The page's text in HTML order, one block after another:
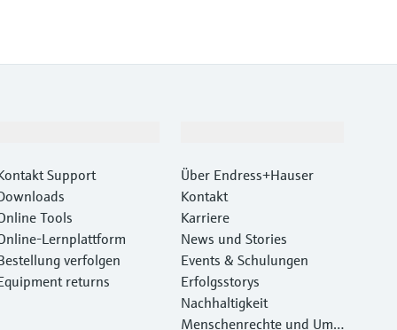
Support
Tools
Lernplattform
verfolgen
returns
Über Endress+Hauser
Kontakt
Karriere
News und Stories
Events & Schulungen
Erfolgsstorys
Nachhaltigkeit
Menschenrechte und Umw